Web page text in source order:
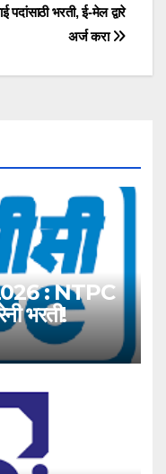
पदांसाठी भरती, ई-मेल द्वारे
अर्ज करा
: NTPC
भरती!